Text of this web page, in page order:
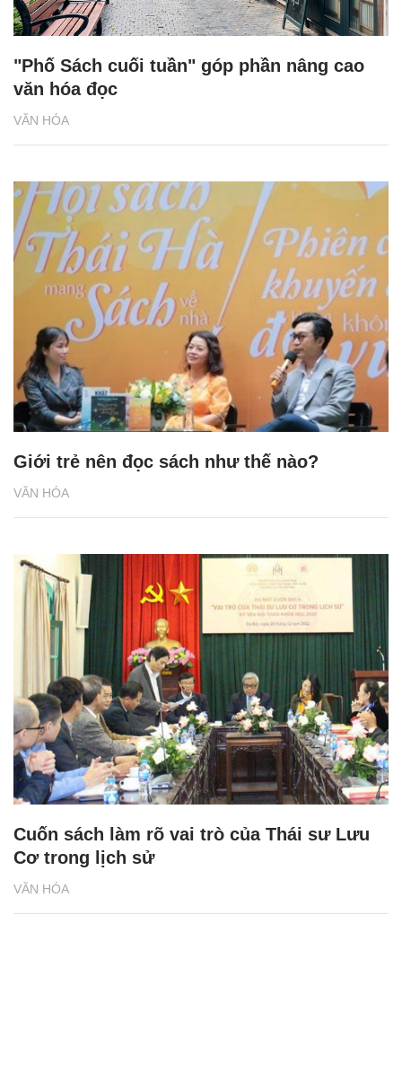
VĂN HÓA
"Phố Sách cuối tuần" góp phần nâng cao
văn hóa đọc
VĂN HÓA
Giới trẻ nên đọc sách như thế nào?
VĂN HÓA
Cuốn sách làm rõ vai trò của Thái sư Lưu
Cơ trong lịch sử